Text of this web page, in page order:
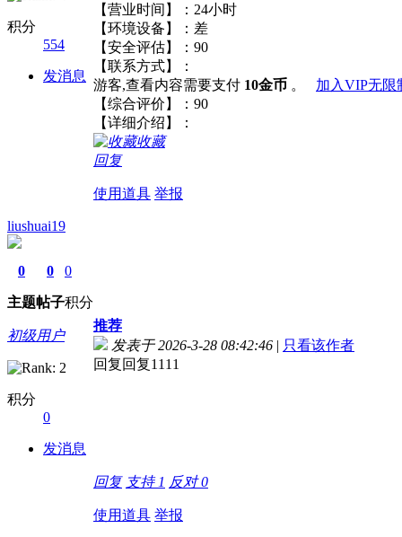
积分
554
发消息
【营业时间】：24小时
【环境设备】：差
【安全评估】：90
【联系方式】：
游客,查看内容需要支付 10金币 。 加入VIP无限
【综合评价】：90
【详细介绍】：
收藏
回复
使用道具 举报
liushuai19
0
主题
0
帖子
0
积分
初级用户
积分
0
发消息
推荐
发表于 2026-3-28 08:42:46 | 只看该作者
回复回复1111
回复 支持 1 反对0
使用道具 举报